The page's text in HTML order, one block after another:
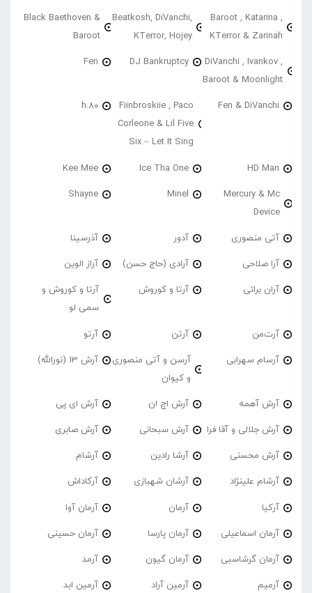
Baroot , Katarina ,
KTerror & Zarinah
Beatkosh, DiVanchi,
KTerror, Hojey
Black Baethoven &
Baroot
DiVanchi , Ivankov ,
Baroot & Moonlight
DJ Bankruptcy
Fen
Fen & DiVanchi
Fiinbroskiie , Paco
Corleone & Lil Five
Six – Let It Sing
h.80
HD Man
Ice Tha One
Kee Mee
Mercury & Mc
Device
Minel
Shayne
آتی منصوری آدور آذرسینا
آرا صلاحی آرادی (حاج حسن) آراز الوین
آران براتی آرتا و کوروش
آرتا و کوروش و
سمی لو
آرت‌من آرتن آرتو
آرسام سهرابی
آرسن و آتی منصوری
و کیوان
آرش 13 (نورالله)
آرش آهمه آرش اچ ان آرش ای پی
آرش جلالی و آقا فرا آرش سبحانی آرش صابری
آرش محسنی آرشا رادین آرشام
آرشام علینژاد آرشان شهبازی آرکاداش
آرکیا آرمان آرمان آوا
آرمان اسماعیلی آرمان پارسا آرمان حسینی
آرمان گرشاسبی آرمان گیون آرمد
آرمیم آرمین آراد آرمین ابد